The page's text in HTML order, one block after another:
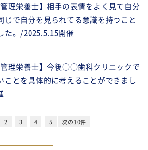
理栄養士】相手の表情をよく見て自分
じで自分を見られてる意識を持つこと
た。/2025.5.15開催
管理栄養士】今後○○歯科クリニックで
ことを具体的に考えることができまし
2 3 4 5 次の10件